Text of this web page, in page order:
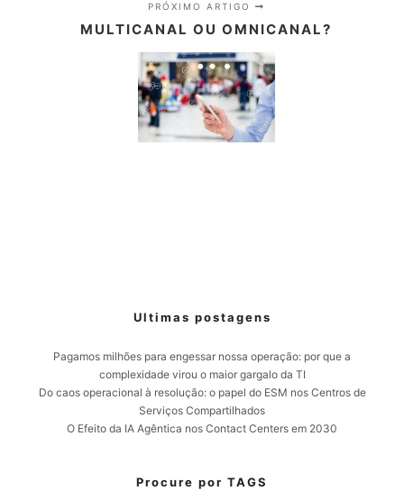
PRÓXIMO ARTIGO
MULTICANAL OU OMNICANAL?
Ultimas postagens
Pagamos milhões para engessar nossa operação: por que a
complexidade virou o maior gargalo da TI
Do caos operacional à resolução: o papel do ESM nos Centros de
Serviços Compartilhados
O Efeito da IA Agêntica nos Contact Centers em 2030
Procure por TAGS